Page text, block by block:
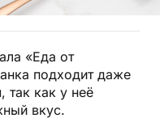
«Еда от
подходит даже
как у неё
вкус.